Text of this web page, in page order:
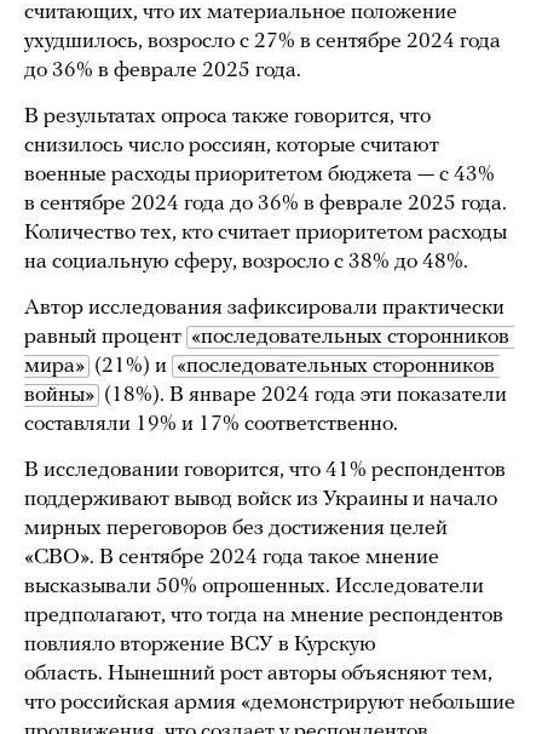
считающих, что их материальное положение
ухудшилось, возросло с 27% в сентябре 2024 года
до 36% в феврале 2025 года.
В результатах опроса также говорится, что
снизилось число россиян, которые считают
военные расходы приоритетом бюджета — с 43%
в сентябре 2024 года до 36% в феврале 2025 года.
Количество тех, кто считает приоритетом расходы
на социальную сферу, возросло с 38% до 48%.
Автор исследования зафиксировали практически
равный процент «последовательных сторонников
мира» (21%) и «последовательных сторонников
войны» (18%). В январе 2024 года эти показатели
составляли 19% и 17% соответственно.
В исследовании говорится, что 41% респондентов
поддерживают вывод войск из Украины и начало
мирных переговоров без достижения целей
«СВО». В сентябре 2024 года такое мнение
высказывали 50% опрошенных. Исследователи
предполагают, что тогда на мнение респондентов
повлияло вторжение ВСУ в Курскую
область. Нынешний рост авторы объясняют тем,
что российская армия «демонстрируют небольшие